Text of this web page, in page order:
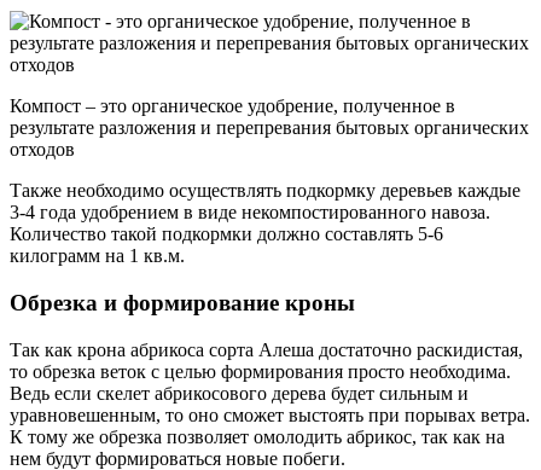
Компост – это органическое удобрение, полученное в
результате разложения и перепревания бытовых органических
отходов
Также необходимо осуществлять подкормку деревьев каждые
3-4 года удобрением в виде некомпостированного навоза.
Количество такой подкормки должно составлять 5-6
килограмм на 1 кв.м.
Обрезка и формирование кроны
Так как крона абрикоса сорта Алеша достаточно раскидистая,
то обрезка веток с целью формирования просто необходима.
Ведь если скелет абрикосового дерева будет сильным и
уравновешенным, то оно сможет выстоять при порывах ветра.
К тому же обрезка позволяет омолодить абрикос, так как на
нем будут формироваться новые побеги.